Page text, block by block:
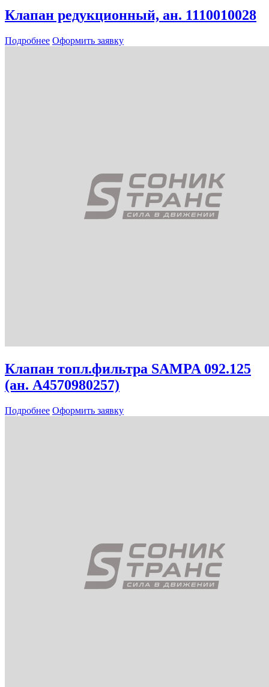
Клапан редукционный, ан. 1110010028
Подробнее Оформить заявку
Клапан топл.фильтра SAMPA 092.125
(ан. A4570980257)
Подробнее Оформить заявку